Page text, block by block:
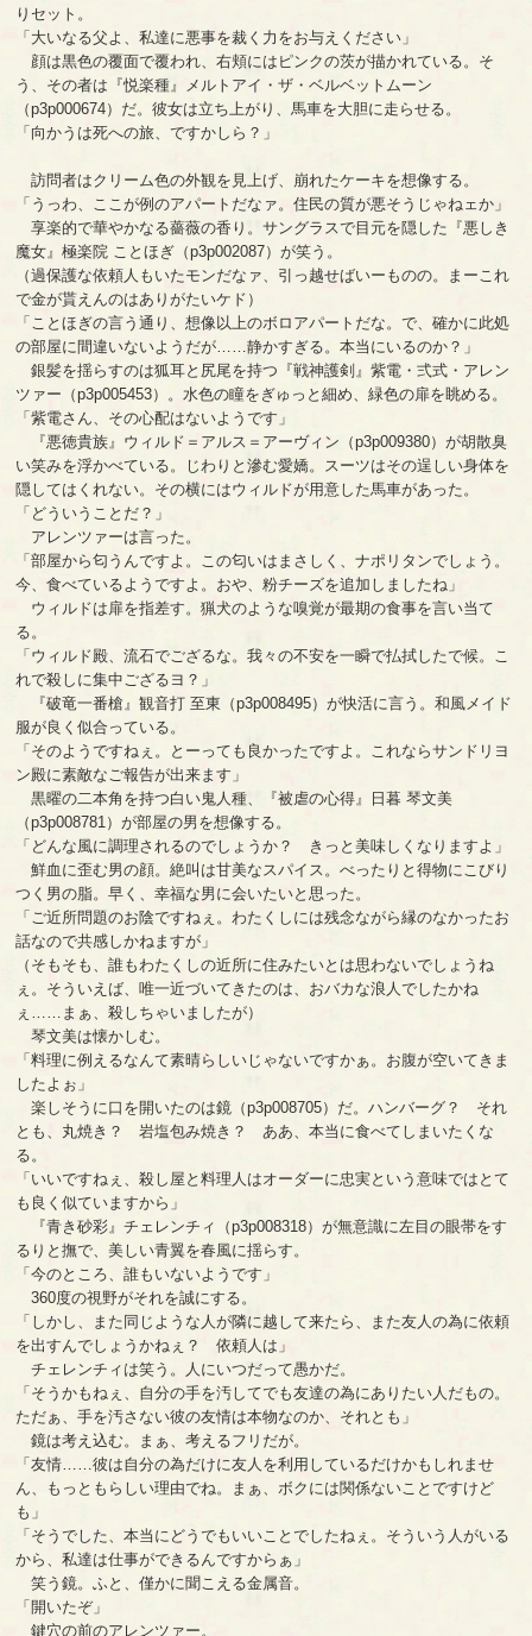
りセット。
「大いなる父よ、私達に悪事を裁く力をお与えください」
顔は黒色の覆面で覆われ、右頬にはピンクの茨が描かれている。そ
う、その者は『悦楽種』メルトアイ・ザ・ベルベットムーン
（p3p000674）だ。彼女は立ち上がり、馬車を大胆に走らせる。
「向かうは死への旅、ですかしら？」
訪問者はクリーム色の外観を見上げ、崩れたケーキを想像する。
「うっわ、ここが例のアパートだなァ。住民の質が悪そうじゃねェか」
享楽的で華やかなる薔薇の香り。サングラスで目元を隠した『悪しき
魔女』極楽院 ことほぎ（p3p002087）が笑う。
（過保護な依頼人もいたモンだなァ、引っ越せばいーものの。まーこれ
で金が貰えんのはありがたいケド）
「ことほぎの言う通り、想像以上のボロアパートだな。で、確かに此処
の部屋に間違いないようだが……静かすぎる。本当にいるのか？」
銀髪を揺らすのは狐耳と尻尾を持つ『戦神護剣』紫電・弍式・アレン
ツァー（p3p005453）。水色の瞳をぎゅっと細め、緑色の扉を眺める。
「紫電さん、その心配はないようです」
『悪徳貴族』ウィルド＝アルス＝アーヴィン（p3p009380）が胡散臭
い笑みを浮かべている。じわりと滲む愛嬌。スーツはその逞しい身体を
隠してはくれない。その横にはウィルドが用意した馬車があった。
「どういうことだ？」
アレンツァーは言った。
「部屋から匂うんですよ。この匂いはまさしく、ナポリタンでしょう。
今、食べているようですよ。おや、粉チーズを追加しましたね」
ウィルドは扉を指差す。猟犬のような嗅覚が最期の食事を言い当て
る。
「ウィルド殿、流石でござるな。我々の不安を一瞬で払拭したで候。こ
れで殺しに集中ござるヨ？」
『破竜一番槍』観音打 至東（p3p008495）が快活に言う。和風メイド
服が良く似合っている。
「そのようですねぇ。とーっても良かったですよ。これならサンドリヨ
ン殿に素敵なご報告が出来ます」
黒曜の二本角を持つ白い鬼人種、『被虐の心得』日暮 琴文美
（p3p008781）が部屋の男を想像する。
「どんな風に調理されるのでしょうか？ きっと美味しくなりますよ」
鮮血に歪む男の顔。絶叫は甘美なスパイス。べったりと得物にこびり
つく男の脂。早く、幸福な男に会いたいと思った。
「ご近所問題のお陰ですねぇ。わたくしには残念ながら縁のなかったお
話なので共感しかねますが」
（そもそも、誰もわたくしの近所に住みたいとは思わないでしょうね
ぇ。そういえば、唯一近づいてきたのは、おバカな浪人でしたかね
ぇ……まぁ、殺しちゃいましたが）
琴文美は懐かしむ。
「料理に例えるなんて素晴らしいじゃないですかぁ。お腹が空いてきま
したよぉ」
楽しそうに口を開いたのは鏡（p3p008705）だ。ハンバーグ？ それ
とも、丸焼き？ 岩塩包み焼き？ ああ、本当に食べてしまいたくな
る。
「いいですねぇ、殺し屋と料理人はオーダーに忠実という意味ではとて
も良く似ていますから」
『青き砂彩』チェレンチィ（p3p008318）が無意識に左目の眼帯をす
るりと撫で、美しい青翼を春風に揺らす。
「今のところ、誰もいないようです」
360度の視野がそれを誠にする。
「しかし、また同じような人が隣に越して来たら、また友人の為に依頼
を出すんでしょうかねぇ？ 依頼人は」
チェレンチィは笑う。人にいつだって愚かだ。
「そうかもねぇ、自分の手を汚してでも友達の為にありたい人だもの。
ただぁ、手を汚さない彼の友情は本物なのか、それとも」
鏡は考え込む。まぁ、考えるフリだが。
「友情……彼は自分の為だけに友人を利用しているだけかもしれませ
ん、もっともらしい理由でね。まぁ、ボクには関係ないことですけど
も」
「そうでした、本当にどうでもいいことでしたねぇ。そういう人がいる
から、私達は仕事ができるんですからぁ」
笑う鏡。ふと、僅かに聞こえる金属音。
「開いたぞ」
鍵穴の前のアレンツァー。